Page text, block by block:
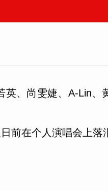
、尚雯婕、A-Lin、
前在个人演唱会上落